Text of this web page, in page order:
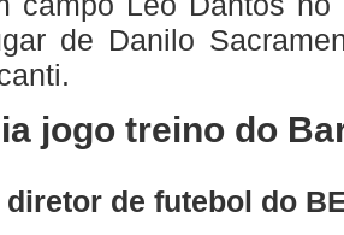
de Danilo
.
jogo treino do
diretor de futebol do